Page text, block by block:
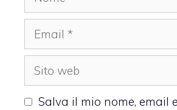
Email
Sito
web
Salva il mio nome, email